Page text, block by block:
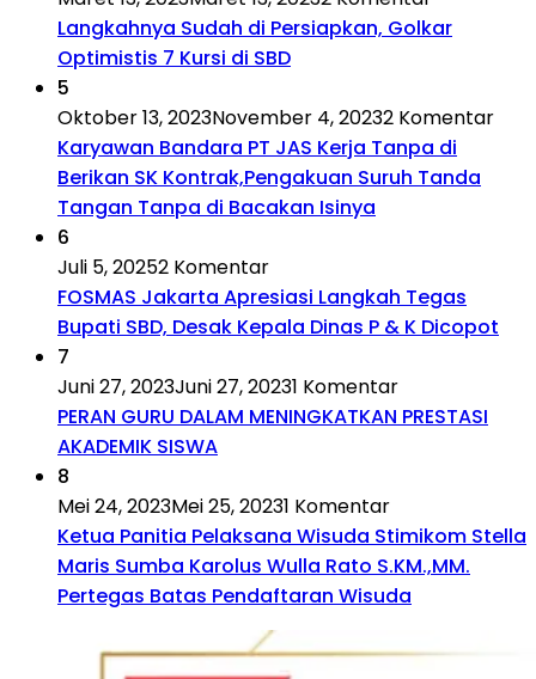
Langkahnya Sudah di Persiapkan, Golkar
Optimistis 7 Kursi di SBD
5
Oktober 13, 2023November 4, 20232 Komentar
Karyawan Bandara PT JAS Kerja Tanpa di
Berikan SK Kontrak,Pengakuan Suruh Tanda
Tangan Tanpa di Bacakan Isinya
6
Juli 5, 20252 Komentar
FOSMAS Jakarta Apresiasi Langkah Tegas
Bupati SBD, Desak Kepala Dinas P & K Dicopot
7
Juni 27, 2023Juni 27, 20231 Komentar
PERAN GURU DALAM MENINGKATKAN PRESTASI
AKADEMIK SISWA
8
Mei 24, 2023Mei 25, 20231 Komentar
Ketua Panitia Pelaksana Wisuda Stimikom Stella
Maris Sumba Karolus Wulla Rato S.KM.,MM.
Pertegas Batas Pendaftaran Wisuda